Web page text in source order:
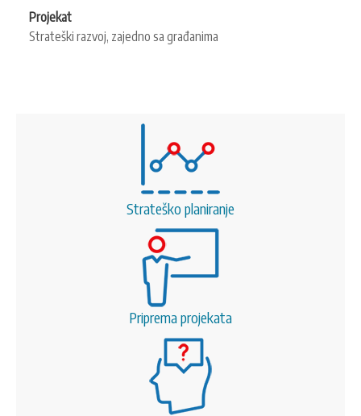
Projekat
Strateški razvoj, zajedno sa građanima
Strateško planiranje
Priprema projekata